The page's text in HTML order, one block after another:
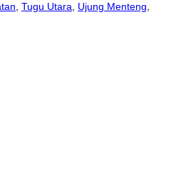
, Tugu Utara, Ujung Menteng,